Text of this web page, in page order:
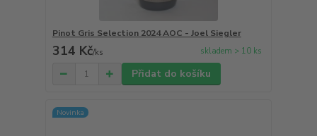
Pinot Gris Selection 2024 AOC - Joel Siegler
314 Kč/ks skladem > 10 ks
Přidat do košíku
Novinka